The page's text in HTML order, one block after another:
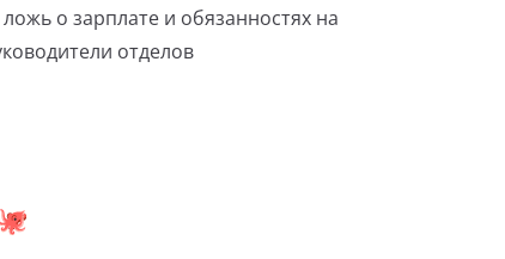
о зарплате и обязанностях на
отделов